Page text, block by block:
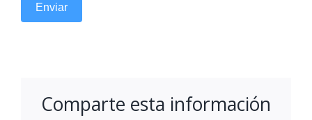
Enviar
Comparte esta información